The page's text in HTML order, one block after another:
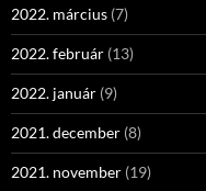
2022. március (7)
2022. február (13)
2022. január (9)
2021. december (8)
2021. november (19)